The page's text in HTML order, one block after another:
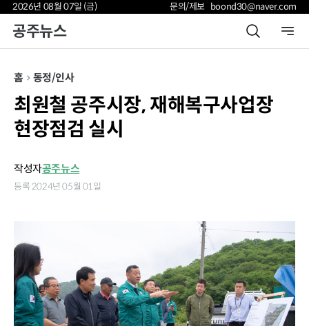
2026년 08월 07일 (금) 문의/제보 boond30@naver.com
공주뉴스
홈 동정/인사
최원철 공주시장, 재해복구사업장
현장점검 실시
작성자공주뉴스
등록 2024년 05월 01일